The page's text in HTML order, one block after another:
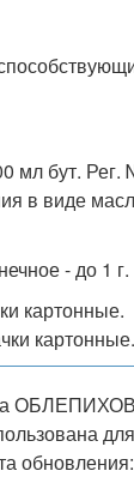
мл бут.
в виде
- до 1 г.
картонные.
картонные.